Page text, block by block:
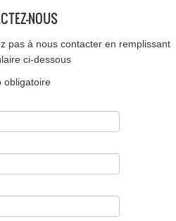
NOUS
pas à nous contacter en remplissant
ci-dessous
obligatoire